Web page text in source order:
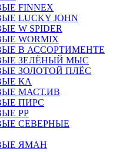
FINNEX
LUCKY JOHN
W SPIDER
WORMIX
В АССОРТИМЕНТЕ
ЗЕЛЁНЫЙ МЫС
ЗОЛОТОЙ ПЛЁС
КА
МАСТ.ИВ
ПИРС
РР
СЕВЕРНЫЕ
ЯМАН